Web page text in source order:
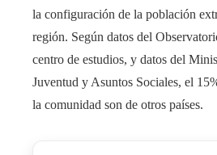
la configuración de la población
región. Según datos del
centro de estudios, y datos del
Juventud y Asuntos Sociales, el
la comunidad son de otros países.